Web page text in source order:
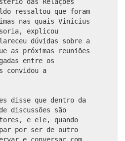
ressaltou que foram
nas quais Vinicius
explicou
dúvidas sobre a
as próximas reuniões
entre os
convidou a
disse que dentro da
discussões são
e ele, quando
por ser de outro
e conversar com